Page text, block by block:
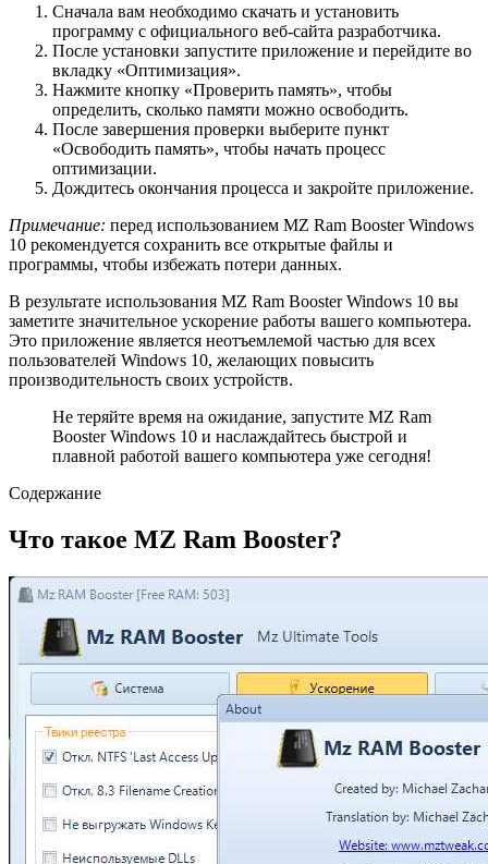
Сначала вам необходимо скачать и установить
программу с официального веб-сайта разработчика.
После установки запустите приложение и перейдите во
вкладку «Оптимизация».
Нажмите кнопку «Проверить память», чтобы
определить, сколько памяти можно освободить.
После завершения проверки выберите пункт
«Освободить память», чтобы начать процесс
оптимизации.
Дождитесь окончания процесса и закройте приложение.
Примечание: перед использованием MZ Ram Booster Windows
10 рекомендуется сохранить все открытые файлы и
программы, чтобы избежать потери данных.
В результате использования MZ Ram Booster Windows 10 вы
заметите значительное ускорение работы вашего компьютера.
Это приложение является неотъемлемой частью для всех
пользователей Windows 10, желающих повысить
производительность своих устройств.
Не теряйте время на ожидание, запустите MZ Ram
Booster Windows 10 и наслаждайтесь быстрой и
плавной работой вашего компьютера уже сегодня!
Содержание
Что такое MZ Ram Booster?